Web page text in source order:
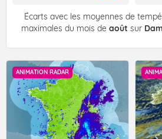
Écarts avec les moyennes de
maximales du mois de août sur
ANIMATION RADAR